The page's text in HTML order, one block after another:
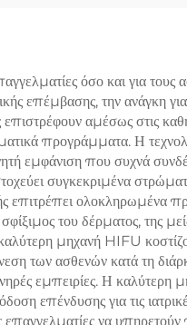
όσο και για τους
επέμβασης, την ανάγκη για
αμέσως στις
προγράμματα. Η
εμφάνιση που συχνά
συγκεκριμένα
επιτρέπει ολοκληρωμένα
του δέρματος, της
μηχανή HIFU
των ασθενών κατά τη
εμπειρίες. Η καλύτερη
επένδυσης για τις
να υπηρετούν